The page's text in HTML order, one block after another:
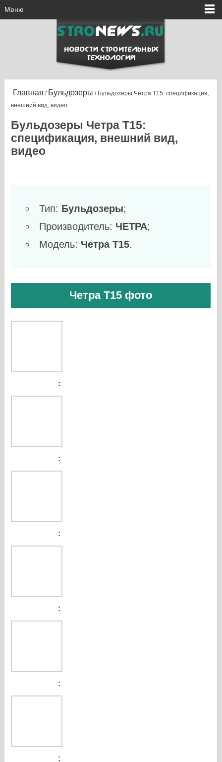
Меню
Главная / Бульдозеры / Бульдозеры Четра Т15: спецификация,
внешний вид, видео
Бульдозеры Четра Т15:
спецификация, внешний вид,
видео
Тип: Бульдозеры;
Производитель: ЧЕТРА;
Модель: Четра Т15.
Четра Т15 фото